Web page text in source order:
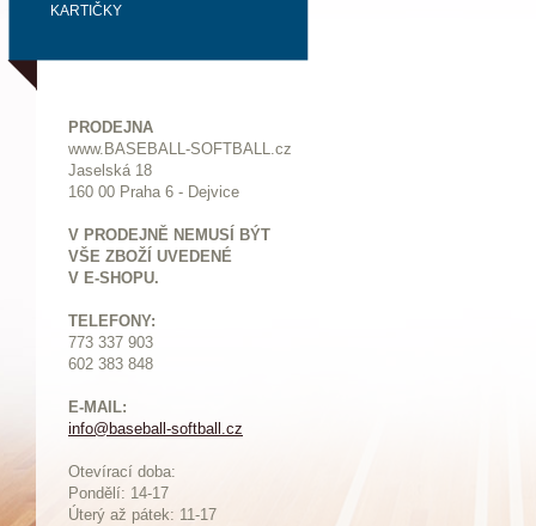
KARTIČKY
PRODEJNA
www.BASEBALL-SOFTBALL.cz
Jaselská 18
160 00 Praha 6 - Dejvice
V PRODEJNĚ NEMUSÍ BÝT
VŠE ZBOŽÍ UVEDENÉ
V E-SHOPU.
TELEFONY:
773 337 903
602 383 848
E-MAIL:
info@baseball-softball.cz
Otevírací doba:
Pondělí: 14-17
Úterý až pátek: 11-17